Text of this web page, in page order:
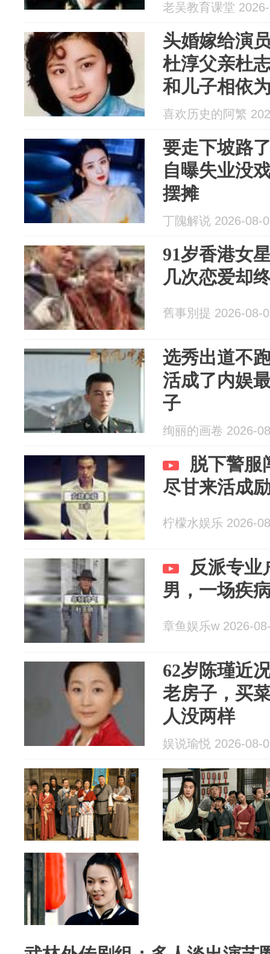
老吴教育课堂
头婚嫁给演
杜淳父亲杜
和儿子相依
喜欢历史的阿繁
要走下坡路
自曝失业没
摆摊
丁隗解说 2026-08-
91岁香港女
几次恋爱却
舊事別提 2026-08-
选秀出道不
活成了内娱
子
绚丽的画卷 2026-
脱下警服
尽甘来活成
柠檬水娱乐 2026-
反派专业
男，一场疾
章鱼娱乐w 2026-
62岁陈瑾近
老房子，买
人没两样
娱说瑜悦 2026-08-